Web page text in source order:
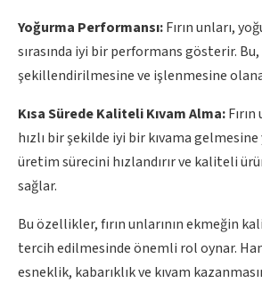
Yoğurma Performansı:Fırın unları,
sırasında iyi bir performans gösterir.
şekillendirilmesine ve işlenmesine
Kısa Sürede Kaliteli Kıvam Alma:
hızlı bir şekilde iyi bir kıvama gelmesine
üretim sürecini hızlandırır ve kaliteli
sağlar.
Bu özellikler, fırın unlarının ekmeğin
tercih edilmesinde önemli rol oynar.
esneklik, kabarıklık ve kıvam